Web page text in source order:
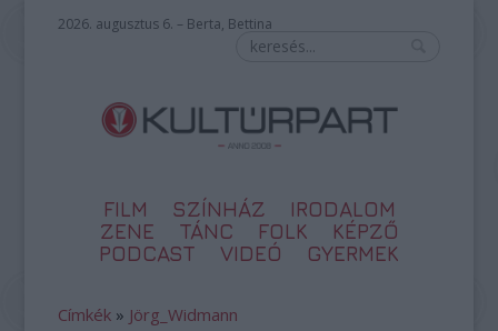
2026. augusztus 6. – Berta, Bettina
FILM SZÍNHÁZ
IRODALOM
ZENE
TÁNC FOLK
KÉPZŐ
PODCAST
VIDEÓ GYERMEK
Címkék » Jörg_Widmann